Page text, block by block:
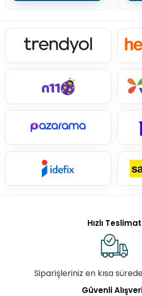
Hızlı Teslimat
Siparişleriniz en kısa
Güvenli